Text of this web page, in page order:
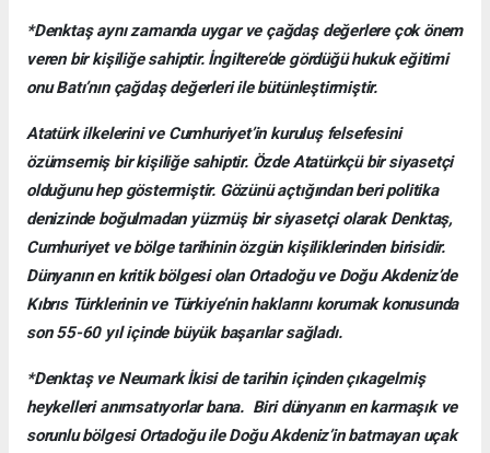
*Denktaş aynı zamanda uygar ve çağdaş değerlere çok önem
veren bir kişiliğe sahiptir. İngiltere’de gördüğü hukuk eğitimi
onu Batı’nın çağdaş değerleri ile bütünleştirmiştir.
Atatürk ilkelerini ve Cumhuriyet’in kuruluş felsefesini
özümsemiş bir kişiliğe sahiptir. Özde Atatürkçü bir siyasetçi
olduğunu hep göstermiştir. Gözünü açtığından beri politika
denizinde boğulmadan yüzmüş bir siyasetçi olarak Denktaş,
Cumhuriyet ve bölge tarihinin özgün kişiliklerinden birisidir.
Dünyanın en kritik bölgesi olan Ortadoğu ve Doğu Akdeniz’de
Kıbrıs Türklerinin ve Türkiye’nin haklarını korumak konusunda
son 55-60 yıl içinde büyük başarılar sağladı.
*Denktaş ve Neumark İkisi de tarihin içinden çıkagelmiş
heykelleri anımsatıyorlar bana. Biri dünyanın en karmaşık ve
sorunlu bölgesi Ortadoğu ile Doğu Akdeniz’in batmayan uçak